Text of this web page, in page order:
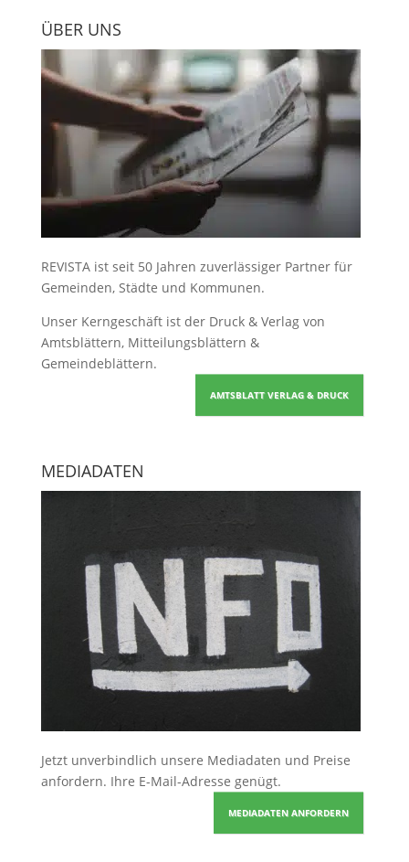
ÜBER UNS
REVISTA ist seit 50 Jahren zuverlässiger Partner für
Gemeinden, Städte und Kommunen.
Unser Kerngeschäft ist der Druck & Verlag von
Amtsblättern, Mitteilungsblättern &
Gemeindeblättern.
AMTSBLATT VERLAG & DRUCK
MEDIADATEN
Jetzt unverbindlich unsere Mediadaten und Preise
anfordern. Ihre E-Mail-Adresse genügt.
MEDIADATEN ANFORDERN